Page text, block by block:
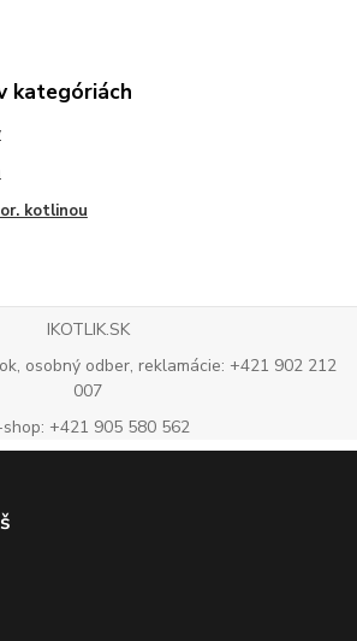
kategóriách
kotlinou
IKOTLIK.SK
osobný odber, reklamácie: +421 902 212
007
+421 905 580 562